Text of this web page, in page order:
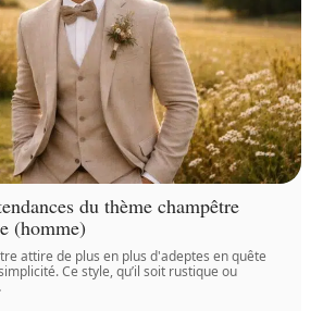
du thème champêtre
(homme)
attire de plus en plus d'adeptes en quête
Ce style, qu’il soit rustique ou